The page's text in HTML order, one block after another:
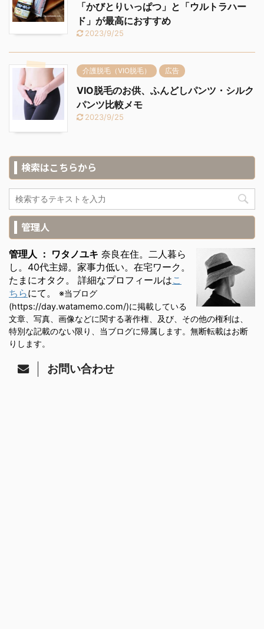
「かびとりいっぱつ」と「ウルトラハー
ド」が最高におすすめ
2023/9/25
介護脱毛（VIO脱毛） 広告
VIO脱毛のお供、ふんどしパンツ・シルク
パンツ比較メモ
2023/9/25
検索はこちらから
管理人
管理人 ： ワタノユキ 奈良在住。二人暮ら
し。40代主婦。家事力低い。在宅ワーク。
たまにオタク。 詳細なプロフィールはこ
ちらにて。 ※当ブログ
(https://day.watamemo.com/)に掲載している
文章、写真、画像などに関する著作権、及び、その他の権利は、
特別な記載のない限り、当ブログに帰属します。無断転載はお断
りします。
お問い合わせ